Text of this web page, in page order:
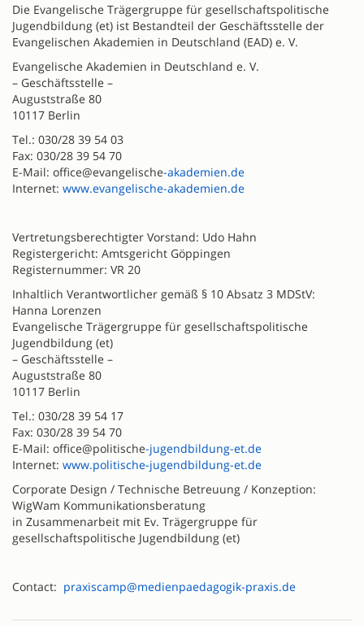
Die Evangelische Trägergruppe für gesellschaftspolitische
Jugendbildung (et) ist Bestandteil der Geschäftsstelle der
Evangelischen Akademien in Deutschland (EAD) e. V.
Evangelische Akademien in Deutschland e. V.
– Geschäftsstelle –
Auguststraße 80
10117 Berlin
Tel.: 030/28 39 54 03
Fax: 030/28 39 54 70
E-Mail: office@evangelische-akademien.de
Internet: www.evangelische-akademien.de
Vertretungsberechtigter Vorstand: Udo Hahn
Registergericht: Amtsgericht Göppingen
Registernummer: VR 20
Inhaltlich Verantwortlicher gemäß § 10 Absatz 3 MDStV:
Hanna Lorenzen
Evangelische Trägergruppe für gesellschaftspolitische
Jugendbildung (et)
– Geschäftsstelle –
Auguststraße 80
10117 Berlin
Tel.: 030/28 39 54 17
Fax: 030/28 39 54 70
E-Mail: office@politische-jugendbildung-et.de
Internet: www.politische-jugendbildung-et.de
Corporate Design / Technische Betreuung / Konzeption:
WigWam Kommunikationsberatung
in Zusammenarbeit mit Ev. Trägergruppe für
gesellschaftspolitische Jugendbildung (et)
Contact: praxiscamp@medienpaedagogik-praxis.de